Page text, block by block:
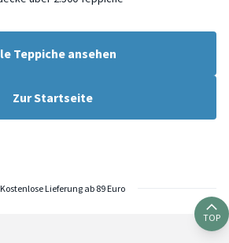
Teppiche ansehen
Zur Startseite
Kostenlose Lieferung ab 89 Euro
TOP